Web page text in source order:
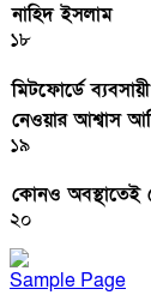
নাহিদ ইসলাম
১৮
মিটফোর্ডে
নেওয়ার আশ্বাস
১৯
কোনও অবস্থাতেই
২০
Sample Page